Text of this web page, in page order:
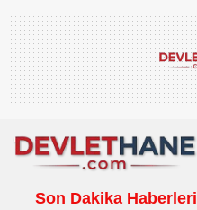
Son Dakika Haberleri